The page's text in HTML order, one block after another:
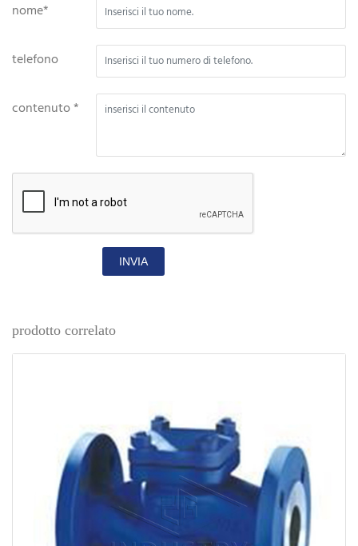
nome*
telefono
contenuto *
INVIA
prodotto correlato